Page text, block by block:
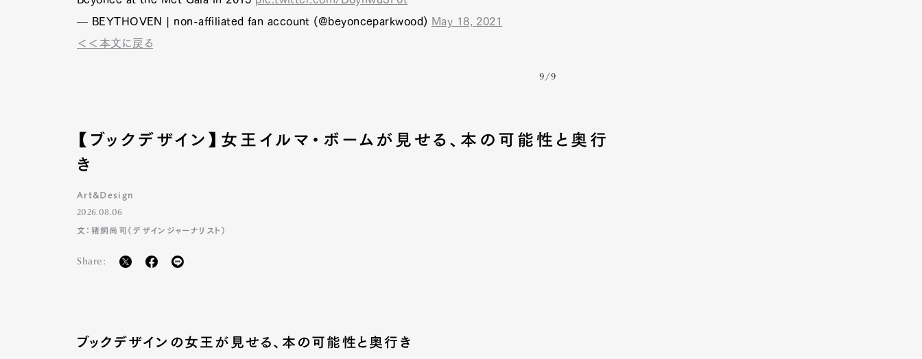
Lifestyle
— BEYTHOVEN | non-affiliated fan account (@beyonceparkwood) May 18, 2021
＜＜本文に戻る
9/9
【ブックデザイン】女王イルマ・ボームが見せる、本の可能性と奥行
き
Art&Design
2026.08.06
文：猪飼尚司（デザインジャーナリスト）
Share:
ブックデザインの女王が見せる、本の可能性と奥行き